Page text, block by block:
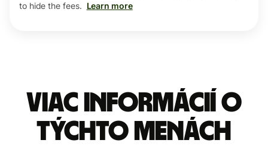
to hide the fees. Learn more
Viac informácií o
týchto menách